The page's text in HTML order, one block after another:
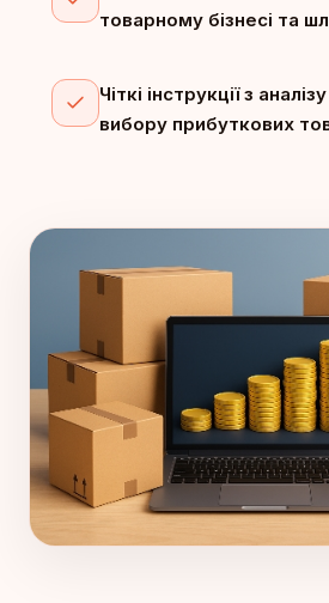
товарному бізнесі та
Чіткі інструкції з
вибору прибуткових